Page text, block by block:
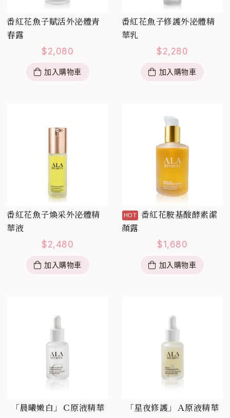
番紅花魚子賦活外泌體青
春露
$2,080
加入購物車
番紅花魚子修護外泌體精
華乳
$2,280
加入購物車
番紅花魚子煥采外泌體精
華液
$2,480
加入購物車
番紅花胺基酸酵素潔
顏露
$1,680
加入購物車
「晨曦嫩白」Ｃ原液精華 「星夜修護」Ａ原液精華